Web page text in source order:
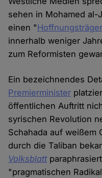
sehen in Mohamed al-
einen "Hoffnungsträger
innerhalb weniger
zum Reformisten
Ein bezeichnendes
Premierminister
öffentlichen Auftritt
syrischen Revolution
Schahada auf weißem
durch die Taliban
Volksblatt
"pragmatischen